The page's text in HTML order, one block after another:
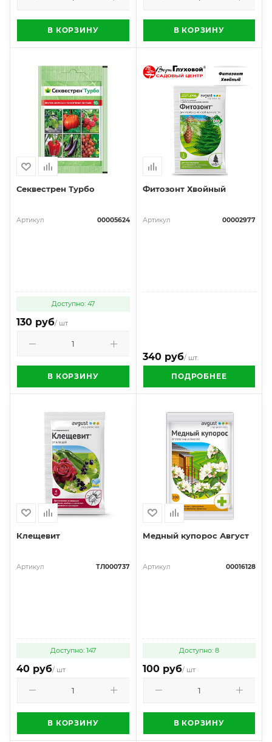
В КОРЗИНУ В КОРЗИНУ
Секвестрен Турбо
Артикул 00005624
Доступно: 47
130 руб/ шт
В КОРЗИНУ
Фитозонт Хвойный
Артикул 00002977
340 руб/ шт.
ПОДРОБНЕЕ
Клещевит
Артикул ТЛ000737
Доступно: 147
40 руб/ шт
В КОРЗИНУ
Медный купорос Август
Артикул 00016128
Доступно: 8
100 руб/ шт
В КОРЗИНУ